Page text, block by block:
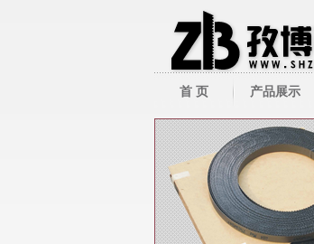
首 页 产品展示
带锯床系列
带锯条系列
圆锯机/切管机
其它周边产品